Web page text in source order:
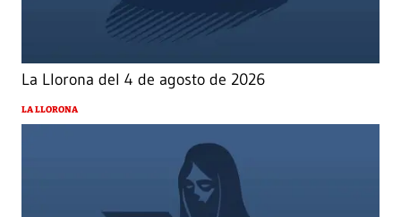
La Llorona del 4 de agosto de 2026
LA LLORONA